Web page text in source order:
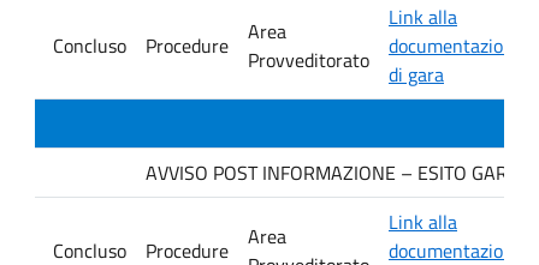
Concluso Procedure
Area
Provveditorato
Link alla
documentazione
di gara
AVVISO POST INFORMAZIONE – ESITO GARA
Concluso Procedure
Area
Link alla
documentazione